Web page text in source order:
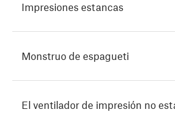
Impresiones estancas
Monstruo de espagueti
El ventilador de impresión no